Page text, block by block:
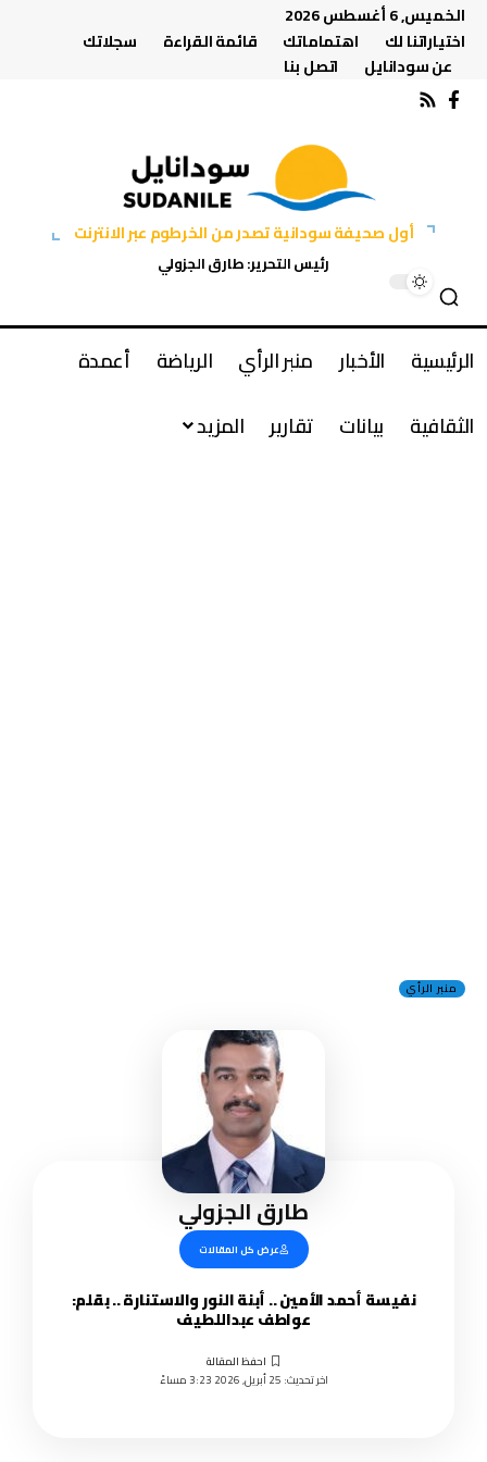
الخميس, 6 أغسطس 2026
اختياراتنا لك
اهتماماتك قائمة القراءة
سجلاتك
عن سودانايل
اتصل بنا
أول صحيفة سودانية تصدر من الخرطوم عبر الانترنت
رئيس التحرير: طارق الجزولي
الرئيسية الأخبار منبر الرأي الرياضة
أعمدة
الثقافية
بيانات تقارير المزيد
منبر الرأي
طارق الجزولي
عرض كل المقالات
نفيسة أحمد الأمين .. أبنة النور والاستنارة .. بقلم:
عواطف عبداللطيف
اخر تحديث: 25 أبريل, 2026 3:23 مساءً